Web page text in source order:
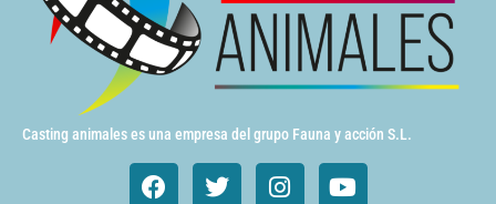
Casting animales es una empresa del grupo Fauna y acción S.L.